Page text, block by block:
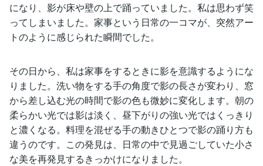
になり、影が床や壁の上で踊っていました。私は思わず笑
ってしまいました。家事という日常の一コマが、突然アー
トのように感じられた瞬間でした。
その日から、私は家事をするときに影を意識するようにな
りました。洗い物をする手の角度で影の長さが変わり、窓
から差し込む光の時間で影の色も微妙に変化します。朝の
柔らかい光では影は淡く、昼下がりの強い光ではくっきり
と濃くなる。料理を混ぜる手の動きひとつで影の踊り方も
違うのです。この発見は、日常の中で見過ごしていた小さ
な美を再発見するきっかけになりました。